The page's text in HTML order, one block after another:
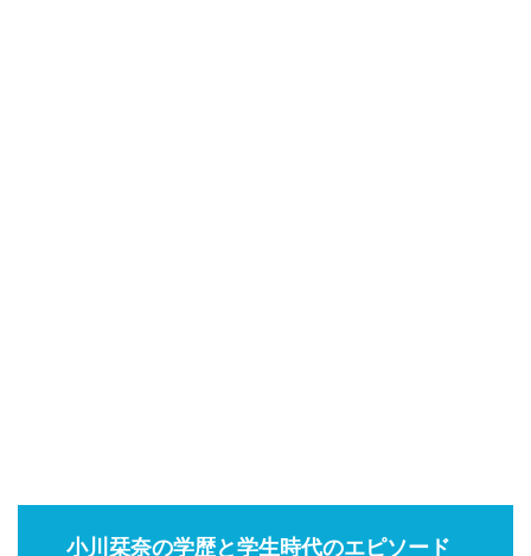
小川栞奈の学歴と学生時代のエピソード